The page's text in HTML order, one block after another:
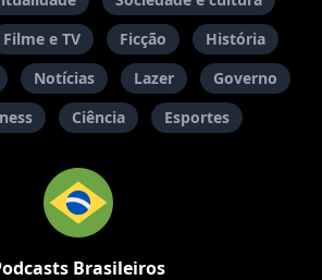
Filme e TV Ficção
História
Notícias Lazer
Governo
Ciência Esportes
Brasileiros